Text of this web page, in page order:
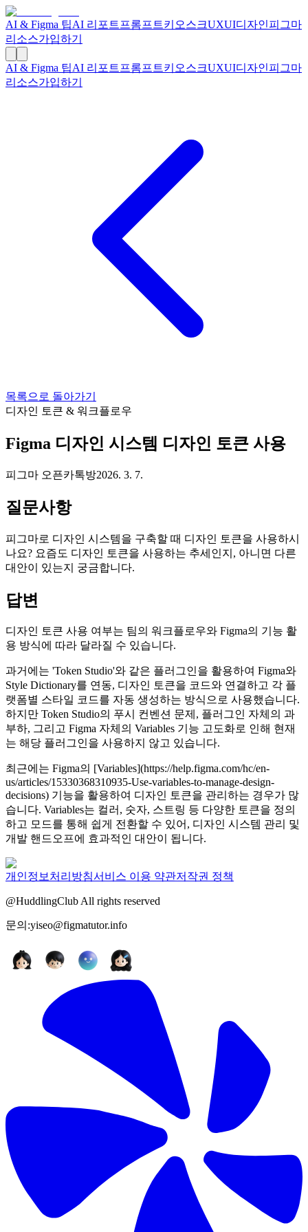
AI & Figma 팁AI 리포트 프롬프트키오스크UXUI디자인피그마
리소스가입하기
AI & Figma 팁AI 리포트 프롬프트키오스크UXUI디자인피그마
리소스가입하기
목록으로 돌아가기
디자인 토큰 & 워크플로우
Figma 디자인 시스템 디자인 토큰 사용
피그마 오픈카톡방2026. 3. 7.
질문사항
피그마로 디자인 시스템을 구축할 때 디자인 토큰을 사용하시
나요? 요즘도 디자인 토큰을 사용하는 추세인지, 아니면 다른
대안이 있는지 궁금합니다.
답변
디자인 토큰 사용 여부는 팀의 워크플로우와 Figma의 기능 활
용 방식에 따라 달라질 수 있습니다.
과거에는 'Token Studio'와 같은 플러그인을 활용하여 Figma와
Style Dictionary를 연동, 디자인 토큰을 코드와 연결하고 각 플
랫폼별 스타일 코드를 자동 생성하는 방식으로 사용했습니다.
하지만 Token Studio의 푸시 컨벤션 문제, 플러그인 자체의 과
부하, 그리고 Figma 자체의 Variables 기능 고도화로 인해 현재
는 해당 플러그인을 사용하지 않고 있습니다.
최근에는 Figma의 [Variables](https://help.figma.com/hc/en-
us/articles/15330368310935-Use-variables-to-manage-design-
decisions) 기능을 활용하여 디자인 토큰을 관리하는 경우가 많
습니다. Variables는 컬러, 숫자, 스트링 등 다양한 토큰을 정의
하고 모드를 통해 쉽게 전환할 수 있어, 디자인 시스템 관리 및
개발 핸드오프에 효과적인 대안이 됩니다.
개인정보처리방침서비스 이용 약관저작권 정책
@HuddlingClub All rights reserved
문의:yiseo@figmatutor.info